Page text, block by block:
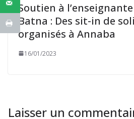
Soutien à
Batna : Des sit-in de
organisés à Annaba
16/01/2023
Laisser un